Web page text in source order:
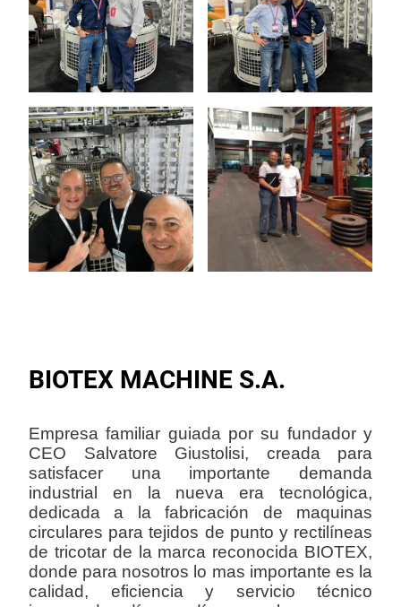
BIOTEX MACHINE S.A.
Empresa familiar guiada por su fundador y
CEO Salvatore Giustolisi, creada para
satisfacer una importante demanda
industrial en la nueva era tecnológica,
dedicada a la fabricación de maquinas
circulares para tejidos de punto y rectilíneas
de tricotar de la marca reconocida BIOTEX,
donde para nosotros lo mas importante es la
calidad, eficiencia y servicio técnico